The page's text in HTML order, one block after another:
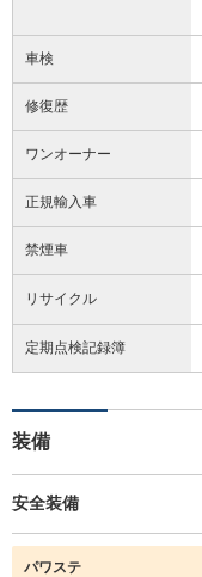
車検
修復歴
ワンオーナー
正規輸入車
禁煙車
リサイクル
定期点検記録簿
装備
安全装備
パワステ